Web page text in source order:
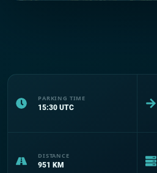
PARKING TIME
15:30 UTC
DISTANCE
951 KM